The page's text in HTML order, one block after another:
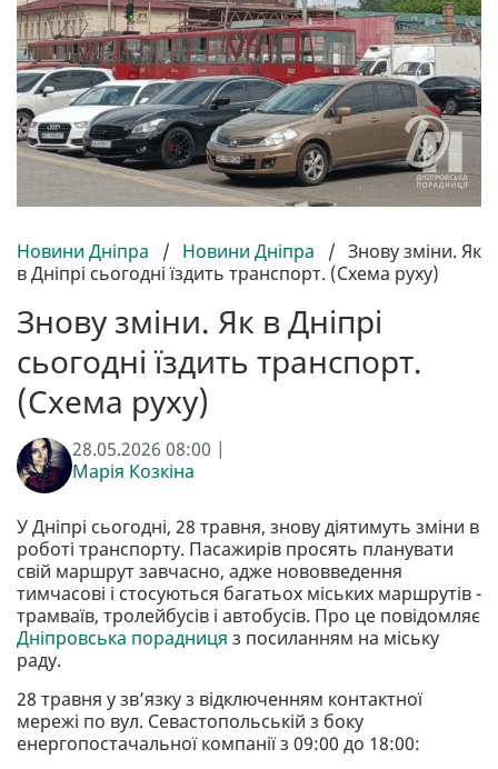
Новини Дніпра / Новини Дніпра / Знову зміни. Як
в Дніпрі сьогодні їздить транспорт. (Схема руху)
Знову зміни. Як в Дніпрі
сьогодні їздить транспорт.
(Схема руху)
28.05.2026 08:00 |
Марія Козкіна
У Дніпрі сьогодні, 28 травня, знову діятимуть зміни в
роботі транспорту. Пасажирів просять планувати
свій маршрут завчасно, адже нововведення
тимчасові і стосуються багатьох міських маршрутів -
трамваїв, тролейбусів і автобусів. Про це повідомляє
Дніпровська порадниця з посиланням на міську
раду.
28 травня у зв’язку з відключенням контактної
мережі по вул. Севастопольській з боку
енергопостачальної компанії з 09:00 до 18:00: